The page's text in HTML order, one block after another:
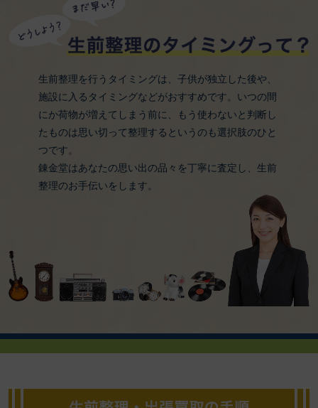
生前整理を行うタイミングは、子供が独立した後や、
施設に入るタイミングなどがおすすめです。いつの間
にか荷物が増えてしまう前に、もう使わないと判断し
たものは思い切って整理するというのも選択肢のひと
つです。
錬金堂はあなたの思い出の品々を丁寧に査定し、生前
整理のお手伝いをします。